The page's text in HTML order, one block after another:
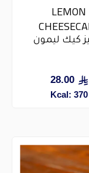
LEMON
كيك ليمون
28.00
Kcal: 370